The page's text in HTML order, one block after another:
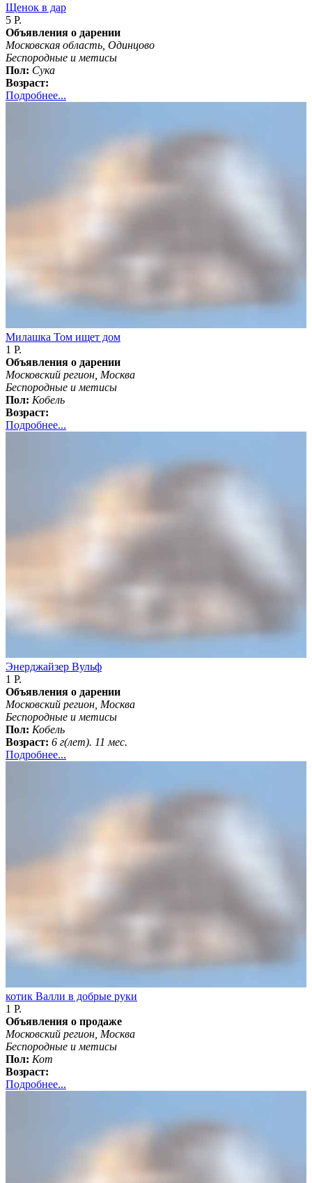
Щенок в дар
5 Р.
Объявления о дарении
Московская область, Одинцово
Бeспородные и метисы
Пол: Сука
Возраст:
Подробнее...
Милашка Том ищет дом
1 Р.
Объявления о дарении
Московский регион, Москва
Бeспородные и метисы
Пол: Кобель
Возраст:
Подробнее...
Энерджайзер Вульф
1 Р.
Объявления о дарении
Московский регион, Москва
Бeспородные и метисы
Пол: Кобель
Возраст: 6 г(лет). 11 мес.
Подробнее...
котик Валли в добрые руки
1 Р.
Объявления о продаже
Московский регион, Москва
Беспородные и метисы
Пол: Кот
Возраст:
Подробнее...